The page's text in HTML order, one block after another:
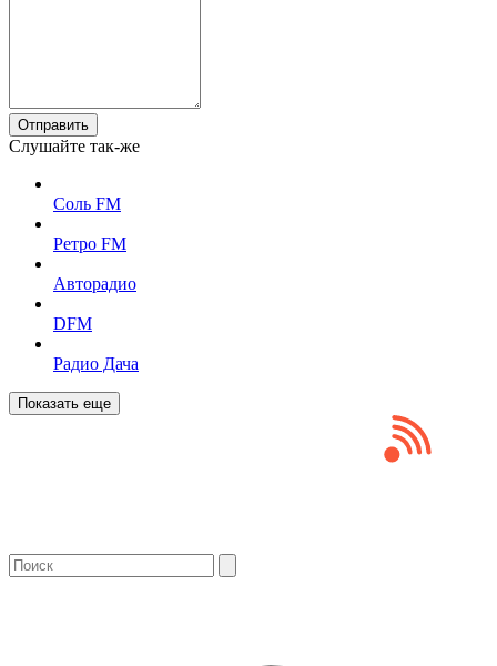
Отправить
Слушайте так-же
Соль FM
Ретро FM
Авторадио
DFM
Радио Дача
Показать еще